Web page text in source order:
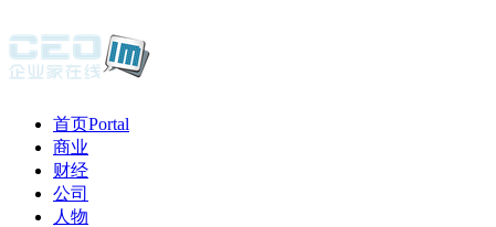
首页Portal
商业
财经
公司
人物